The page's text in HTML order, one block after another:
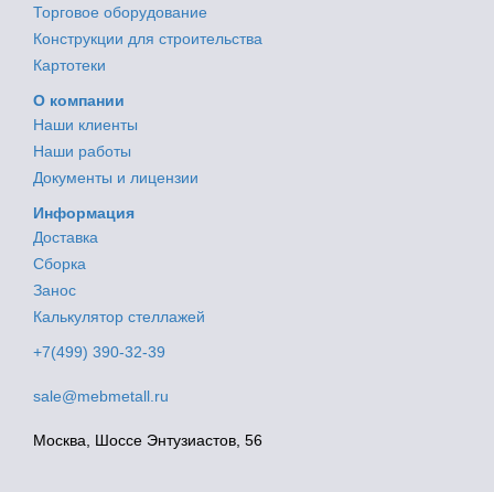
Торговое оборудование
Конструкции для строительства
Картотеки
О компании
Наши клиенты
Наши работы
Документы и лицензии
Информация
Доставка
Сборка
Занос
Калькулятор стеллажей
+7(499) 390-32-39
sale@mebmetall.ru
Москва, Шоссе Энтузиастов, 56